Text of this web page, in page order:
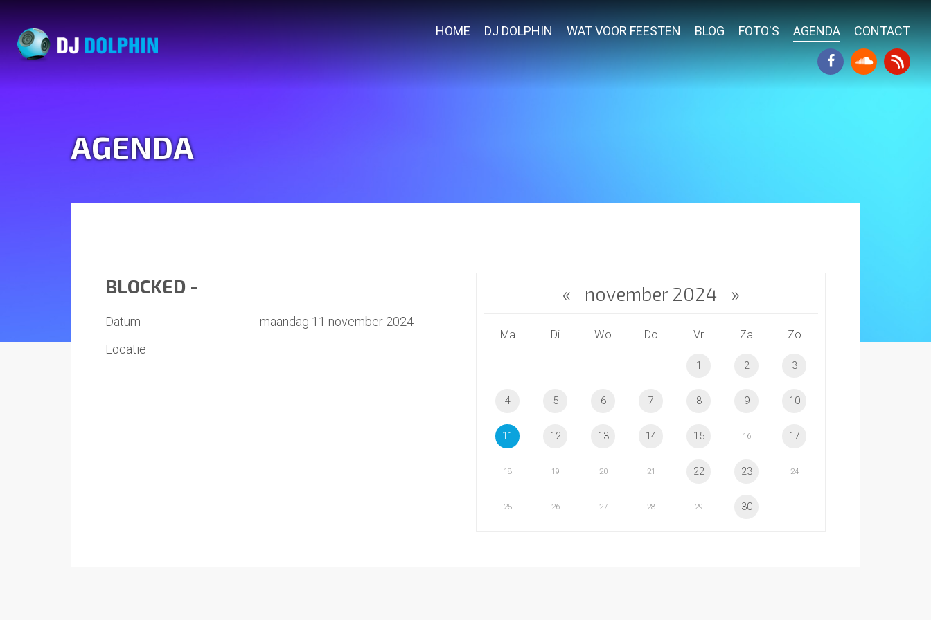
HOME DJ DOLPHIN WAT VOOR FEESTEN BLOG FOTO'S AGENDA CONTACT
AGENDA
BLOCKED -
Datum
maandag 11 november 2024
Locatie
« november 2024 »
Ma Di Wo Do Vr Za Zo
1 2 3
4 5 6 7 8 9 10
11 12 13 14 15 16 17
18 19 20 21 22 23 24
25 26 27 28 29 30